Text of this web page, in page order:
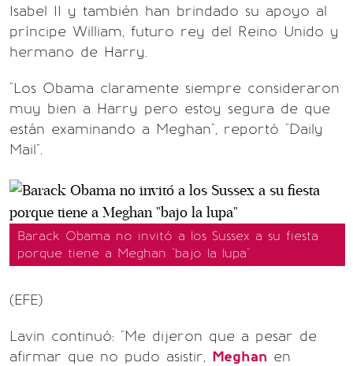
Isabel II y también han brindado su apoyo al
príncipe William, futuro rey del Reino Unido y
hermano de Harry.
"Los Obama claramente siempre consideraron
muy bien a Harry pero estoy segura de que
están examinando a Meghan", reportó "Daily
Mail".
Barack Obama no invitó a los Sussex a su fiesta
porque tiene a Meghan "bajo la lupa"
(EFE)
Lavin continuó: "Me dijeron que a pesar de
afirmar que no pudo asistir, Meghan en